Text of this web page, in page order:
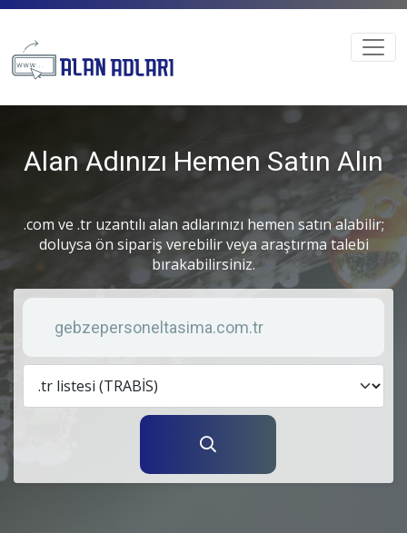
Alan Adınızı Hemen Satın Alın
.com ve .tr uzantılı alan adlarınızı hemen satın alabilir;
doluysa ön sipariş verebilir veya araştırma talebi
bırakabilirsiniz.
Anahtar kelime